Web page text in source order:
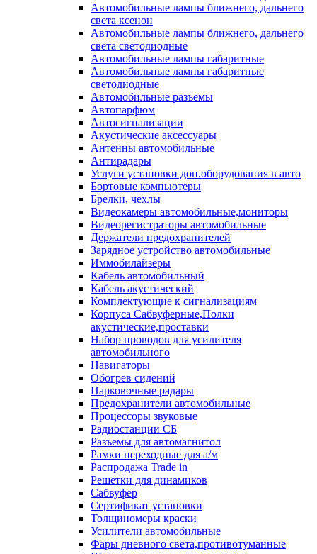
Автомобильные лампы ближнего, дальнего
света ксенон
Автомобильные лампы ближнего, дальнего
света светодиодные
Автомобильные лампы габаритные
Автомобильные лампы габаритные
светодиодные
Автомобильные разъемы
Автопарфюм
Автосигнализации
Акустические аксессуары
Антенны автомобильные
Антирадары
Услуги установки доп.оборудования в авто
Бортовые компьютеры
Брелки, чехлы
Видеокамеры автомобильные,мониторы
Видеорегистраторы автомобильные
Держатели предохранителей
Зарядное устройство автомобильные
Иммобилайзеры
Кабель автомобильный
Кабель акустический
Комплектующие к сигнализациям
Корпуса Сабвуферные,Полки
акустические,проставки
Набор проводов для усилителя
автомобильного
Навигаторы
Обогрев сидений
Парковочные радары
Предохранители автомобильные
Процессоры звуковые
Радиостанции СБ
Разъемы для автомагнитол
Рамки переходные для а/м
Распродажа Trade in
Решетки для динамиков
Сабвуфер
Сертификат установки
Толщиномеры краски
Усилители автомобильные
Фары дневного света,противотуманные